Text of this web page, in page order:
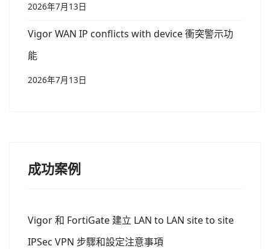
2026年7月13日
Vigor WAN IP conflicts with device 衝突警示功
能
2026年7月13日
成功案例
Vigor 和 FortiGate 建立 LAN to LAN site to site
IPSec VPN 步驟和設定注意事項